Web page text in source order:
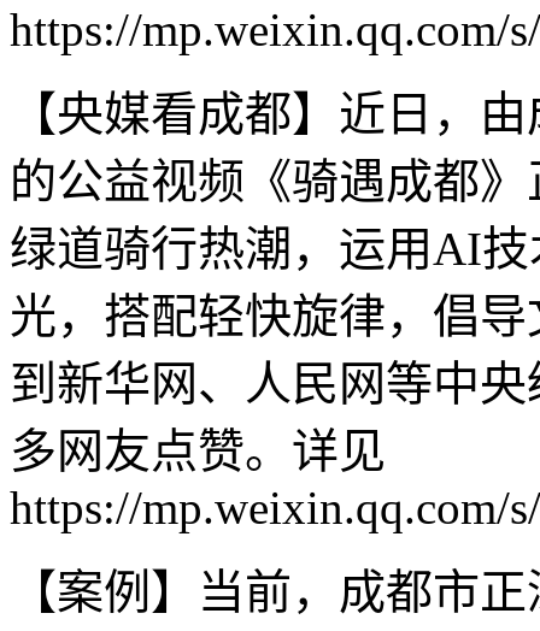
https://mp.weixin.qq.com/
【央媒看成都】近日，
的公益视频《骑遇成都
绿道骑行热潮，运用AI
光，搭配轻快旋律，倡
到新华网、人民网等中
多网友点赞。详见
https://mp.weixin.qq.com/
【案例】当前，成都市